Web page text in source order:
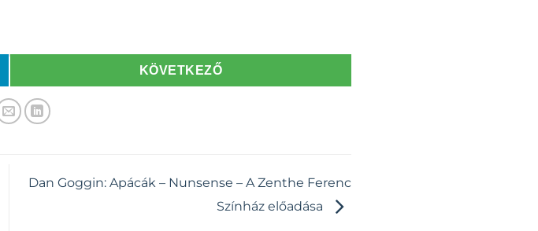
KÖVETKEZŐ
Dan Goggin: Apácák – Nunsense – A Zenthe Ferenc
Színház előadása